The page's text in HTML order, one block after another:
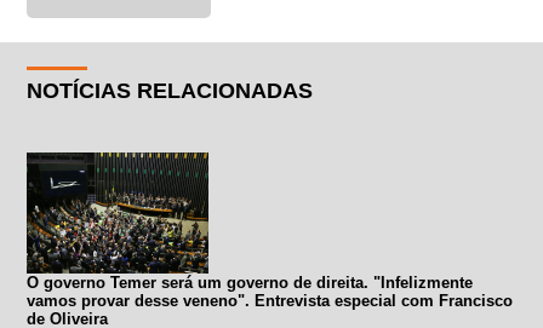
NOTÍCIAS RELACIONADAS
O governo Temer será um governo de direita. "Infelizmente
vamos provar desse veneno". Entrevista especial com Francisco
de Oliveira